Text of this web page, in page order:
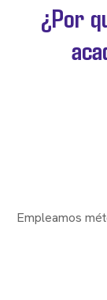
¿Por
Empleamos